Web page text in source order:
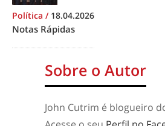
Política / 18.04.2026
Notas Rápidas
Sobre o Autor
John Cutrim é blogueiro